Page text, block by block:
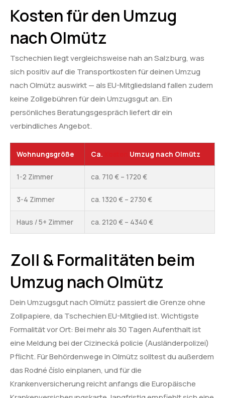
Kosten für den Umzug
nach Olmütz
Tschechien liegt vergleichsweise nah an Salzburg, was
sich positiv auf die Transportkosten für deinen Umzug
nach Olmütz auswirkt — als EU-Mitgliedsland fallen zudem
keine Zollgebühren für dein Umzugsgut an. Ein
persönliches Beratungsgespräch liefert dir ein
verbindliches Angebot.
Wohnungsgröße Ca. Umzug nach Olmütz
1-2 Zimmer ca. 710 € – 1720 €
3-4 Zimmer ca. 1320 € – 2730 €
Haus / 5+ Zimmer ca. 2120 € – 4340 €
Zoll & Formalitäten beim
Umzug nach Olmütz
Dein Umzugsgut nach Olmütz passiert die Grenze ohne
Zollpapiere, da Tschechien EU-Mitglied ist. Wichtigste
Formalität vor Ort: Bei mehr als 30 Tagen Aufenthalt ist
eine Meldung bei der Cizinecká policie (Ausländerpolizei)
Pflicht. Für Behördenwege in Olmütz solltest du außerdem
das Rodné číslo einplanen, und für die
Krankenversicherung reicht anfangs die Europäische